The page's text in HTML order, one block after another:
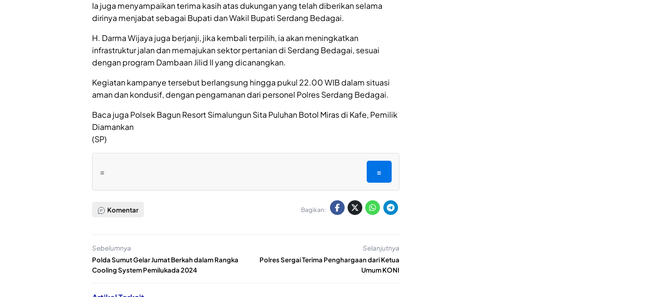
Ia juga menyampaikan terima kasih atas dukungan yang telah diberikan selama
dirinya menjabat sebagai Bupati dan Wakil Bupati Serdang Bedagai.
H. Darma Wijaya juga berjanji, jika kembali terpilih, ia akan meningkatkan
infrastruktur jalan dan memajukan sektor pertanian di Serdang Bedagai, sesuai
dengan program Dambaan Jilid II yang dicanangkan.
Kegiatan kampanye tersebut berlangsung hingga pukul 22.00 WIB dalam situasi
aman dan kondusif, dengan pengamanan dari personel Polres Serdang Bedagai.
Baca juga Polsek Bagun Resort Simalungun Sita Puluhan Botol Miras di Kafe, Pemilik
Diamankan
(SP)
= =
Komentar Bagikan:
Sebelumnya
Polda Sumut Gelar Jumat Berkah dalam Rangka
Cooling System Pemilukada 2024
Selanjutnya
Polres Sergai Terima Penghargaan dari Ketua
Umum KONI